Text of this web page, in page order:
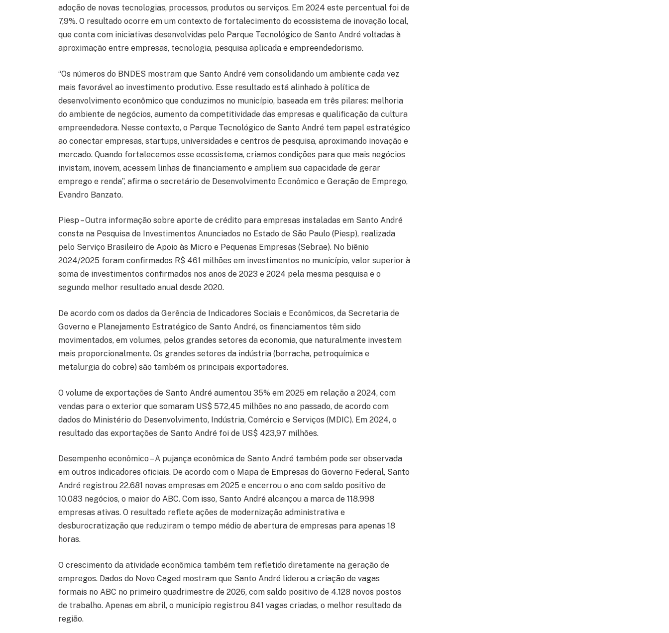
adoção de novas tecnologias, processos, produtos ou serviços. Em 2024 este percentual foi de
7,9%. O resultado ocorre em um contexto de fortalecimento do ecossistema de inovação local,
que conta com iniciativas desenvolvidas pelo Parque Tecnológico de Santo André voltadas à
aproximação entre empresas, tecnologia, pesquisa aplicada e empreendedorismo.
“Os números do BNDES mostram que Santo André vem consolidando um ambiente cada vez
mais favorável ao investimento produtivo. Esse resultado está alinhado à política de
desenvolvimento econômico que conduzimos no município, baseada em três pilares: melhoria
do ambiente de negócios, aumento da competitividade das empresas e qualificação da cultura
empreendedora. Nesse contexto, o Parque Tecnológico de Santo André tem papel estratégico
ao conectar empresas, startups, universidades e centros de pesquisa, aproximando inovação e
mercado. Quando fortalecemos esse ecossistema, criamos condições para que mais negócios
invistam, inovem, acessem linhas de financiamento e ampliem sua capacidade de gerar
emprego e renda”, afirma o secretário de Desenvolvimento Econômico e Geração de Emprego,
Evandro Banzato.
Piesp – Outra informação sobre aporte de crédito para empresas instaladas em Santo André
consta na Pesquisa de Investimentos Anunciados no Estado de São Paulo (Piesp), realizada
pelo Serviço Brasileiro de Apoio às Micro e Pequenas Empresas (Sebrae). No biênio
2024/2025 foram confirmados R$ 461 milhões em investimentos no município, valor superior à
soma de investimentos confirmados nos anos de 2023 e 2024 pela mesma pesquisa e o
segundo melhor resultado anual desde 2020.
De acordo com os dados da Gerência de Indicadores Sociais e Econômicos, da Secretaria de
Governo e Planejamento Estratégico de Santo André, os financiamentos têm sido
movimentados, em volumes, pelos grandes setores da economia, que naturalmente investem
mais proporcionalmente. Os grandes setores da indústria (borracha, petroquímica e
metalurgia do cobre) são também os principais exportadores.
O volume de exportações de Santo André aumentou 35% em 2025 em relação a 2024, com
vendas para o exterior que somaram US$ 572,45 milhões no ano passado, de acordo com
dados do Ministério do Desenvolvimento, Indústria, Comércio e Serviços (MDIC). Em 2024, o
resultado das exportações de Santo André foi de US$ 423,97 milhões.
Desempenho econômico – A pujança econômica de Santo André também pode ser observada
em outros indicadores oficiais. De acordo com o Mapa de Empresas do Governo Federal, Santo
André registrou 22.681 novas empresas em 2025 e encerrou o ano com saldo positivo de
10.083 negócios, o maior do ABC. Com isso, Santo André alcançou a marca de 118.998
empresas ativas. O resultado reflete ações de modernização administrativa e
desburocratização que reduziram o tempo médio de abertura de empresas para apenas 18
horas.
O crescimento da atividade econômica também tem refletido diretamente na geração de
empregos. Dados do Novo Caged mostram que Santo André liderou a criação de vagas
formais no ABC no primeiro quadrimestre de 2026, com saldo positivo de 4.128 novos postos
de trabalho. Apenas em abril, o município registrou 841 vagas criadas, o melhor resultado da
região.